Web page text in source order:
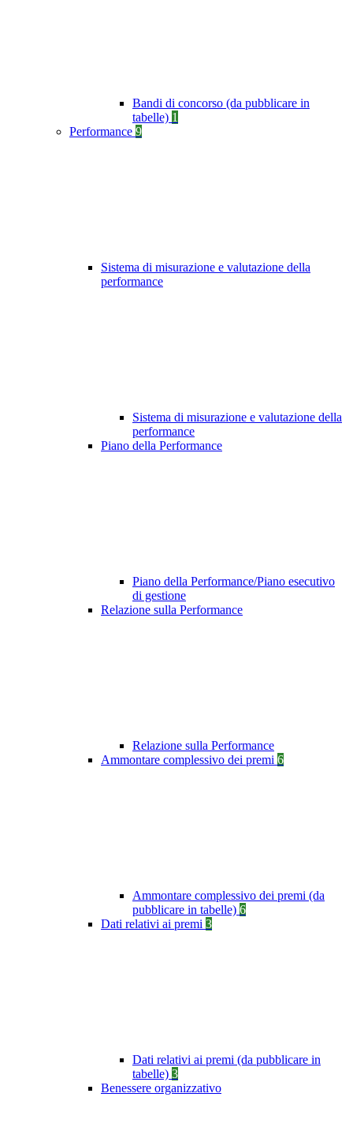
Bandi di concorso (da pubblicare in
tabelle) 1
Performance 9
Sistema di misurazione e valutazione della
performance
Sistema di misurazione e valutazione della
performance
Piano della Performance
Piano della Performance/Piano esecutivo
di gestione
Relazione sulla Performance
Relazione sulla Performance
Ammontare complessivo dei premi 6
Ammontare complessivo dei premi (da
pubblicare in tabelle) 6
Dati relativi ai premi 3
Dati relativi ai premi (da pubblicare in
tabelle) 3
Benessere organizzativo